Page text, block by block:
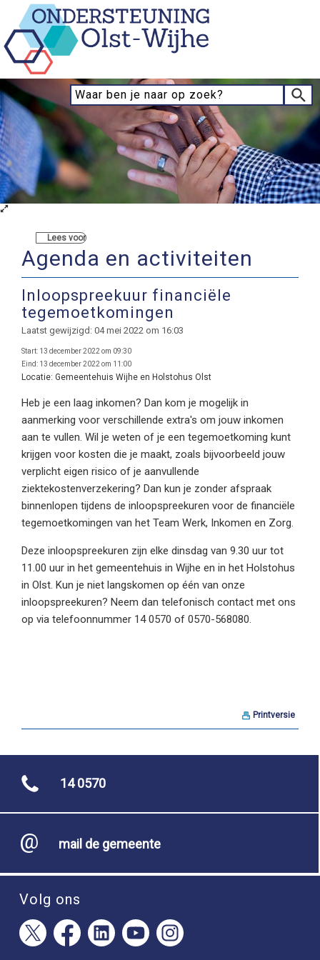
Lees voor
Agenda en activiteiten
Inloopspreekuur financiële
tegemoetkomingen
Laatst gewijzigd: 04 mei 2022 om 16:03
Start: 13 december 2022 om 09:30
Eind: 13 december 2022 om 11:00
Locatie: Gemeentehuis Wijhe en Holstohus Olst
Heb je een laag inkomen? Dan kom je mogelijk in
aanmerking voor verschillende extra's om jouw inkomen
aan te vullen. Wil je weten of je een tegemoetkoming kunt
krijgen voor kosten die je maakt, zoals bijvoorbeeld jouw
verplicht eigen risico of je aanvullende
ziektekostenverzekering? Dan kun je zonder afspraak
binnenlopen tijdens de inloopspreekuren voor de financiële
tegemoetkomingen van het Team Werk, Inkomen en Zorg.
Deze inloopspreekuren zijn elke dinsdag van 9.30 uur tot
11.00 uur in het gemeentehuis in Wijhe en in het Holstohus
in Olst. Kun je niet langskomen op één van onze
inloopspreekuren? Neem dan telefonisch contact met ons
op via telefoonnummer 14 0570 of 0570-568080.
Printversie
14 0570
mail de gemeente
Volg ons